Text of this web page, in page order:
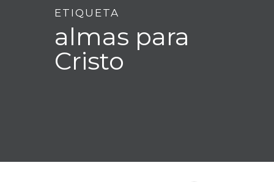
ETIQUETA
almas para
Cristo